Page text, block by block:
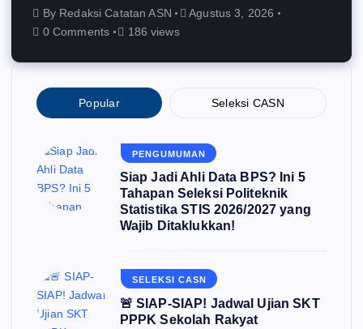
By Redaksi Catatan ASN
Agustus 3, 2026
0 Comments
186 views
Popular Seleksi CASN
PENGUMUMAN
Siap Jadi Ahli Data BPS? Ini 5
Tahapan Seleksi Politeknik
Statistika STIS 2026/2027 yang
Wajib Ditaklukkan!
SELEKSI CASN
🚨 SIAP-SIAP! Jadwal Ujian SKT
PPPK Sekolah Rakyat